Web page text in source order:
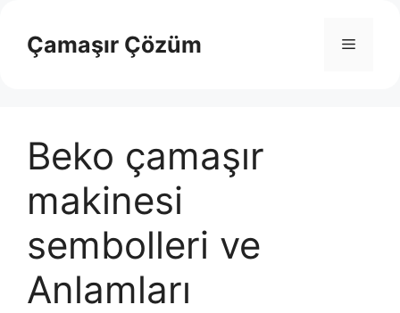
Çamaşır Çözüm Menü
Beko çamaşır
makinesi
sembolleri ve
Anlamları